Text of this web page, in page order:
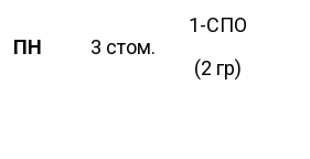
ПН 3 стом.
1-СПО
(2 гр)